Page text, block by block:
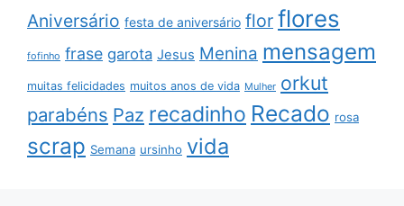
Aniversário festa de aniversário flor flores
fofinho frase garota Jesus Menina mensagem
muitas felicidades muitos anos de vida Mulher orkut
parabéns Paz recadinho Recado rosa
scrap Semana ursinho vida